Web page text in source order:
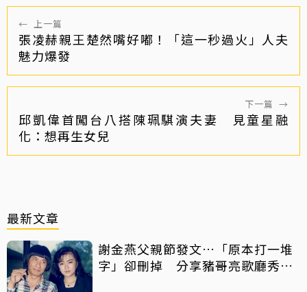
← 上一篇
張凌赫親王楚然嘴好嘟！「這一秒過火」人夫
魅力爆發
下一篇 →
邱凱偉首闖台八搭陳珮騏演夫妻 見童星融
化：想再生女兒
最新文章
謝金燕父親節發文…「原本打一堆
字」卻刪掉 分享豬哥亮歌廳秀歌